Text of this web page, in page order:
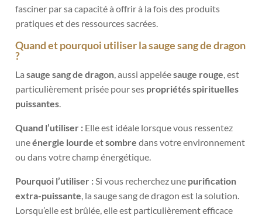
fasciner par sa capacité à offrir à la fois des produits
pratiques et des ressources sacrées.
Quand et pourquoi utiliser la sauge sang de dragon
?
Lasauge sang de dragon, aussi appeléesauge rouge, est
particulièrement prisée pour ses propriétés spirituelles
puissantes.
Quand l’utiliser : Elle est idéale lorsque vous ressentez
uneénergie lourde etsombre dans votre environnement
ou dans votre champ énergétique.
Pourquoi l’utiliser :Si vous recherchez une purification
extra-puissante, la sauge sang de dragon est la solution.
Lorsqu’elle est brûlée, elle est particulièrement efficace